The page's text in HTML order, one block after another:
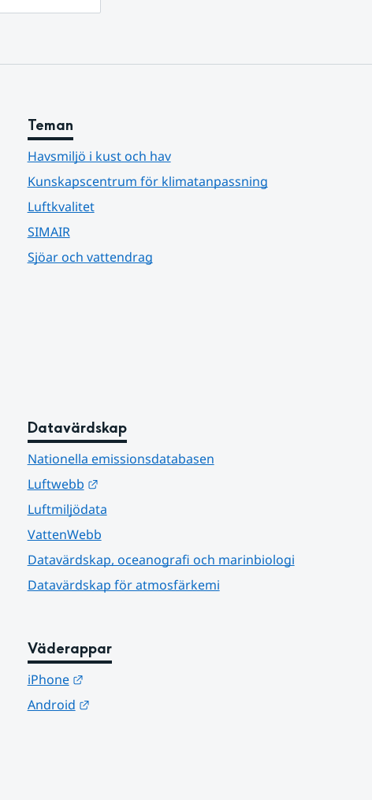
Teman
Havsmiljö i kust och hav
Kunskapscentrum för klimatanpassning
Luftkvalitet
SIMAIR
Sjöar och vattendrag
Datavärdskap
Nationella emissionsdatabasen
Luftwebb
Länk till annan webbplats.
Luftmiljödata
VattenWebb
Datavärdskap, oceanografi och marinbiologi
Datavärdskap för atmosfärkemi
Väderappar
iPhone
Länk till annan webbplats.
Android
Länk till annan webbplats.